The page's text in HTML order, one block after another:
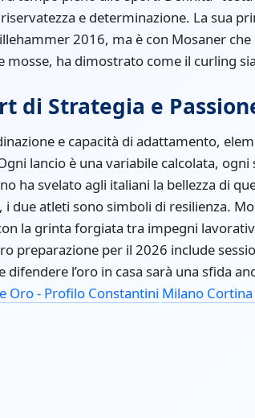
e determinazione. La sua
2016, ma è con Mosaner
mosse, ha dimostrato come il curling
di Strategia e
e capacità di adattamento,
lancio è una variabile calcolata,
ha svelato agli italiani la bellezza di
due atleti sono simboli di resilienza.
la grinta forgiata tra impegni
preparazione per il 2026 include
l’oro in casa sarà una sfida
Oro - Profilo Constantini Milano